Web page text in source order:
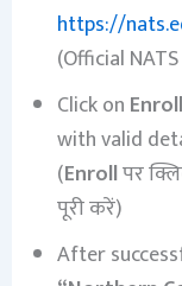
https://
(Official
Click on Enroll
with valid
(Enrollपर
पूरी करें)
After